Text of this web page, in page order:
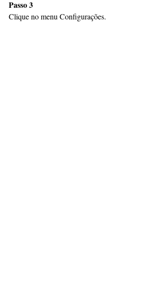
Passo 3
Clique no menu Configurações.